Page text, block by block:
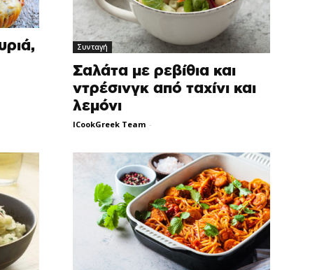
Συνταγή
Σαλάτα με ρεβίθια και
ντρέσινγκ από ταχίνι και
λεμόνι
ICookGreek Team -